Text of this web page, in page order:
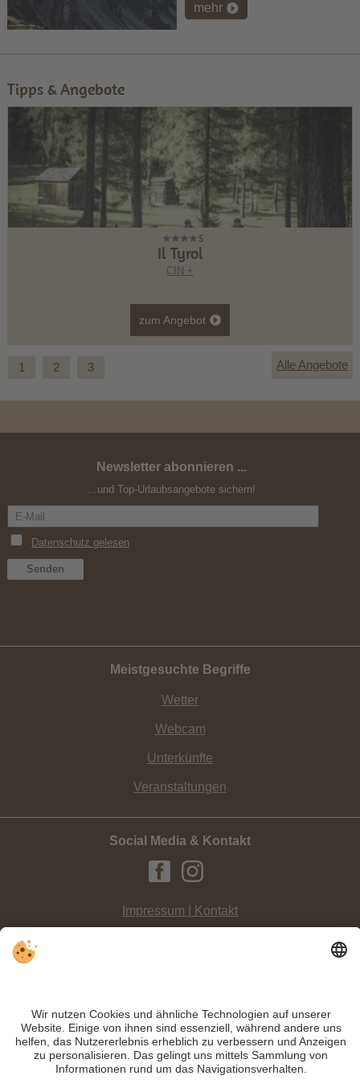
mehr
Tipps & Angebote
Il Tyrol
CIN +
Herbst ohne Auto
zum Angebot
1 2 3 Alle Angebote
Newsletter abonnieren ...
...und Top-Urlaubsangebote sichern!
Meistgesuchte Begriffe
Wetter
Webcam
Unterkünfte
Veranstaltungen
Social Media & Kontakt
Impressum | Kontakt
Verbringen Sie einen spannenden Tag am Fuße des Haunolds in